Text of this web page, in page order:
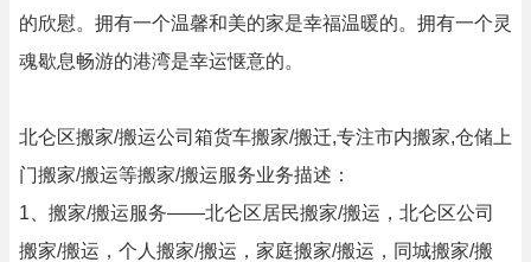
的欣慰。拥有一个温馨和美的家是幸福温暖的。拥有一个灵
魂歇息畅游的港湾是幸运惬意的。
北仑区搬家/搬运公司箱货车搬家/搬迁,专注市内搬家,仓储上
门搬家/搬运等搬家/搬运服务业务描述：
1、搬家/搬运服务——北仑区居民搬家/搬运，北仑区公司
搬家/搬运，个人搬家/搬运，家庭搬家/搬运，同城搬家/搬